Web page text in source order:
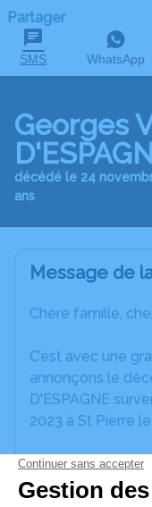
Partager
SMS WhatsApp
Georges
décédé le 24
ans
Message de
Chère famille,
C’est avec une
annonçons le
D'ESPAGNE
2023 à St Pierre
Nous vous
laisser vos